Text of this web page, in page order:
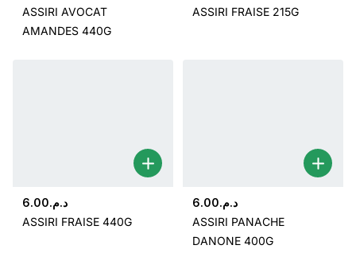
ASSIRI AVOCAT
AMANDES 440G
ASSIRI FRAISE 215G
د.م.6.00
ASSIRI FRAISE 440G
د.م.6.00
ASSIRI PANACHE
DANONE 400G